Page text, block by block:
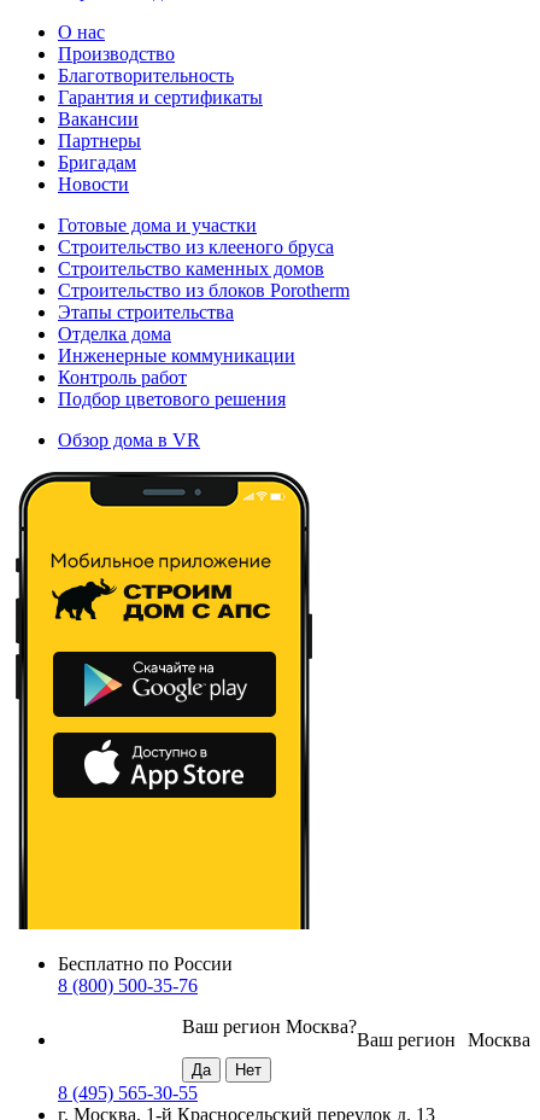
О нас
Производство
Благотворительность
Гарантия и сертификаты
Вакансии
Партнеры
Бригадам
Новости
Готовые дома и участки
Строительство из клееного бруса
Строительство каменных домов
Строительство из блоков Porotherm
Этапы строительства
Отделка дома
Инженерные коммуникации
Контроль работ
Подбор цветового решения
Обзор дома в VR
Бесплатно по России
8 (800) 500-35-76
Москва
Ваш регион
Ваш регион Москва?
8 (495) 565-30-55
г. Москва, 1-й Красносельский переулок д. 13